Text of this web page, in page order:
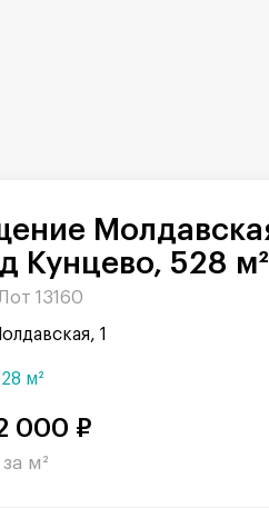
Кунцево, 528 м²
13160
1
м²
000 ₽
м²